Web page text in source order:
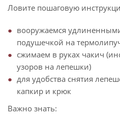
Ловите пошаговую
вооружаемся
подушечкой на
сжимаем в руках чакич
узоров на лепешки)
для удобства снятия
капкир и крюк
Важно знать: